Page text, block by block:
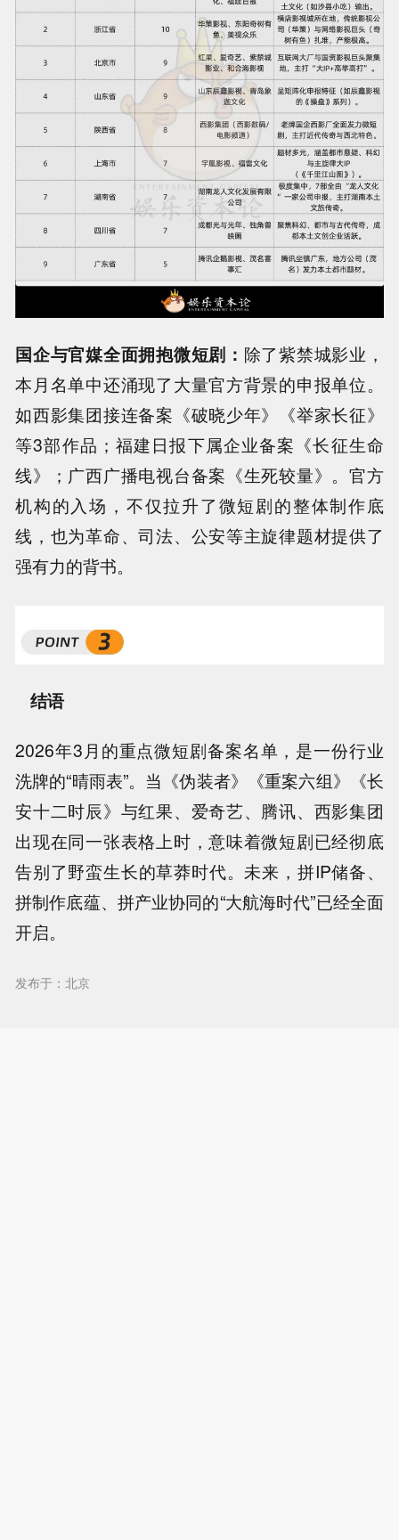
国企与官媒全面拥抱微短剧： 除了紫禁城影业，
本月名单中还涌现了大量官方背景的申报单位。
如西影集团接连备案《破晓少年》《举家长征》
等3部作品；福建日报下属企业备案《长征生命
线》；广西广播电视台备案《生死较量》。官方
机构的入场，不仅拉升了微短剧的整体制作底
线，也为革命、司法、公安等主旋律题材提供了
强有力的背书。
结语
2026年3月的重点微短剧备案名单，是一份行业
洗牌的“晴雨表”。当《伪装者》《重案六组》《长
安十二时辰》与红果、爱奇艺、腾讯、西影集团
出现在同一张表格上时，意味着微短剧已经彻底
告别了野蛮生长的草莽时代。未来，拼IP储备、
拼制作底蕴、拼产业协同的“大航海时代”已经全面
开启。
发布于：北京